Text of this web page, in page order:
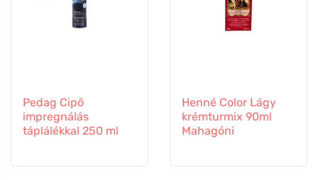
Pedag Cipő
impregnálás
táplálékkal 250 ml
Henné Color Lágy
krémturmix 90ml
Mahagóni